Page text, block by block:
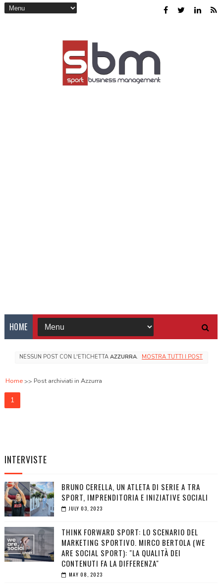
HOME
NESSUN POST CON L'ETICHETTA AZZURRA. MOSTRA TUTTI I POST
Home Post archiviati in Azzurra
1
INTERVISTE
BRUNO CERELLA, UN ATLETA DI SERIE A TRA
SPORT, IMPRENDITORIA E INIZIATIVE SOCIALI
JULY 03, 2023
THINK FORWARD SPORT: LO SCENARIO DEL
MARKETING SPORTIVO. MIRCO BERTOLA (WE
ARE SOCIAL SPORT): "LA QUALITÀ DEI
CONTENUTI FA LA DIFFERENZA"
MAY 08, 2023